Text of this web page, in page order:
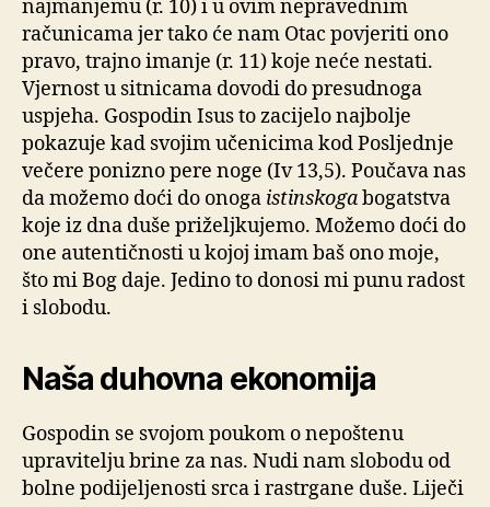
najmanjemu (r. 10) i u ovim nepravednim
računicama jer tako će nam Otac povjeriti ono
pravo, trajno imanje (r. 11) koje neće nestati.
Vjernost u sitnicama dovodi do presudnoga
uspjeha. Gospodin Isus to zacijelo najbolje
pokazuje kad svojim učenicima kod Posljednje
večere ponizno pere noge (Iv 13,5). Poučava nas
da možemo doći do onoga istinskogabogatstva
koje iz dna duše priželjkujemo. Možemo doći do
one autentičnosti u kojoj imam baš ono moje,
što mi Bog daje. Jedino to donosi mi punu radost
i slobodu.
Naša duhovna ekonomija
Gospodin se svojom poukom o nepoštenu
upravitelju brine za nas. Nudi nam slobodu od
bolne podijeljenosti srca i rastrgane duše. Liječi